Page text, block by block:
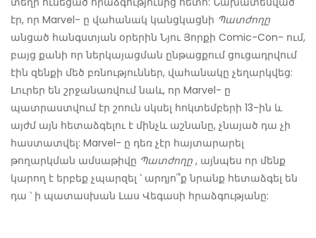
էր, որ Marvel- ը վահանակ կանցկացնի Պատժողը
անցած հանգստյան օրերին Նյու Յորքի Comic-Con- ում,
բայց քանի որ ներկայացման ընթացքում ցուցադրվում
էին զենքի մեծ բռնություններ, վահանակը չեղարկվեց:
Լուրեր են շրջանառվում նաև, որ Marvel- ը
պատրաստվում էր շոուն սկսել հոկտեմբերի 13-ին և
այժմ այն ​​հետաձգելու է մինչև աշնանը, չնայած դա չի
հաստատվել: Marvel- ը դեռ չէր հայտարարել
թողարկման ամսաթիվը Պատժողը , այնպես որ մենք
կարող է երբեք չպարզել ՝ արդյո՞ք նրանք հետաձգել են
դա ՝ ի պատասխան Լաս Վեգասի հրաձգությանը: